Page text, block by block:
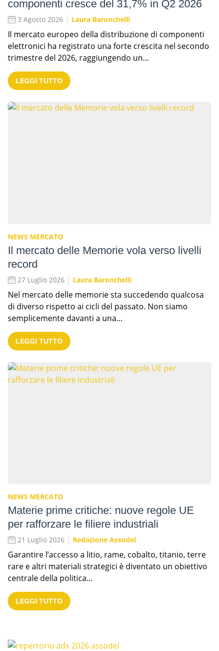
componenti cresce del 31,7% in Q2 2026
3 Agosto 2026 Laura Baronchelli
Il mercato europeo della distribuzione di componenti
elettronici ha registrato una forte crescita nel secondo
trimestre del 2026, raggiungendo un…
LEGGI TUTTO
NEWS MERCATO
Il mercato delle Memorie vola verso livelli
record
27 Luglio 2026 Laura Baronchelli
Nel mercato delle memorie sta succedendo qualcosa
di diverso rispetto ai cicli del passato. Non siamo
semplicemente davanti a una…
LEGGI TUTTO
NEWS MERCATO
Materie prime critiche: nuove regole UE
per rafforzare le filiere industriali
21 Luglio 2026 Redazione Assodel
Garantire l’accesso a litio, rame, cobalto, titanio, terre
rare e altri materiali strategici è diventato un obiettivo
centrale della politica…
LEGGI TUTTO